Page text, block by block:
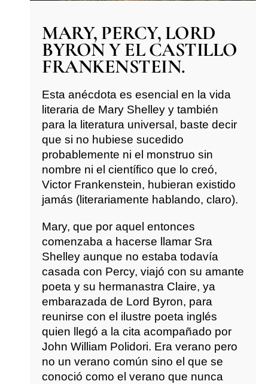
MARY, PERCY, LORD
BYRON Y EL CASTILLO
FRANKENSTEIN.
Esta anécdota es esencial en la vida
literaria de Mary Shelley y también
para la literatura universal, baste decir
que si no hubiese sucedido
probablemente ni el monstruo sin
nombre ni el científico que lo creó,
Victor Frankenstein, hubieran existido
jamás (literariamente hablando, claro).
Mary, que por aquel entonces
comenzaba a hacerse llamar Sra
Shelley aunque no estaba todavía
casada con Percy, viajó con su amante
poeta y su hermanastra Claire, ya
embarazada de Lord Byron, para
reunirse con el ilustre poeta inglés
quien llegó a la cita acompañado por
John William Polidori. Era verano pero
no un verano común sino el que se
conoció como el verano que nunca